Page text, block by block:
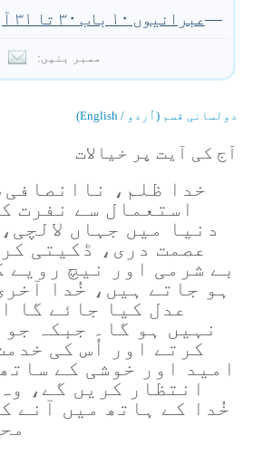
—عبرانیوں ۱۰ باب ۳۰ تا ۳۱ آیت
ممبر بنیں:
دولسانی قسم (اُردو / English)
آج کی آیت پر خیالات
خدا ظلم،
استعمال سے نفرت
دنیا میں جہاں
عصمت دری، ڈکیتی
بے شرمی اور نیچ رویے
ہو جاتے ہیں، خُدا
عدل کیا جائے گا
نہیں ہو گا۔ جبکہ جو
کرتے اور اُس کی
امید اور خوشی کے
انتظار کریں گے،
خُدا کے ہاتھ میں آنے